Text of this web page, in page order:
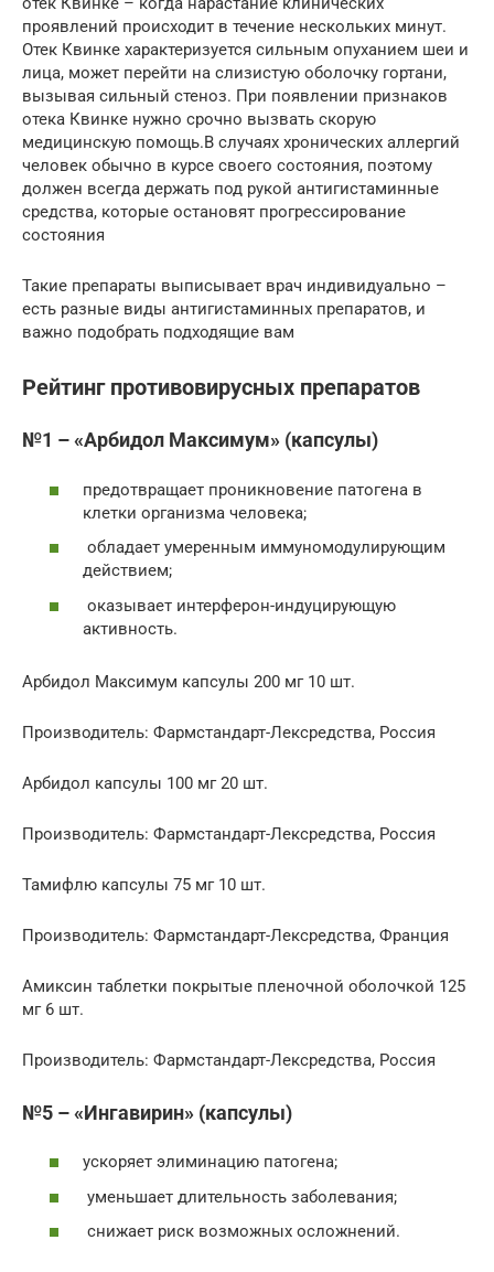
проявлений происходит в течение нескольких минут.
Отек Квинке характеризуется сильным опуханием шеи и
лица, может перейти на слизистую оболочку гортани,
вызывая сильный стеноз. При появлении признаков
отека Квинке нужно срочно вызвать скорую
медицинскую помощь.В случаях хронических аллергий
человек обычно в курсе своего состояния, поэтому
должен всегда держать под рукой антигистаминные
средства, которые остановят прогрессирование
состояния
Такие препараты выписывает врач индивидуально –
есть разные виды антигистаминных препаратов, и
важно подобрать подходящие вам
Рейтинг противовирусных препаратов
№1 – «Арбидол Максимум» (капсулы)
предотвращает проникновение патогена в
клетки организма человека;
обладает умеренным иммуномодулирующим
действием;
оказывает интерферон-индуцирующую
активность.
Арбидол Максимум капсулы 200 мг 10 шт.
Производитель: Фармстандарт-Лексредства, Россия
Арбидол капсулы 100 мг 20 шт.
Производитель: Фармстандарт-Лексредства, Россия
Тамифлю капсулы 75 мг 10 шт.
Производитель: Фармстандарт-Лексредства, Франция
Амиксин таблетки покрытые пленочной оболочкой 125
мг 6 шт.
Производитель: Фармстандарт-Лексредства, Россия
№5 – «Ингавирин» (капсулы)
ускоряет элиминацию патогена;
уменьшает длительность заболевания;
снижает риск возможных осложнений.